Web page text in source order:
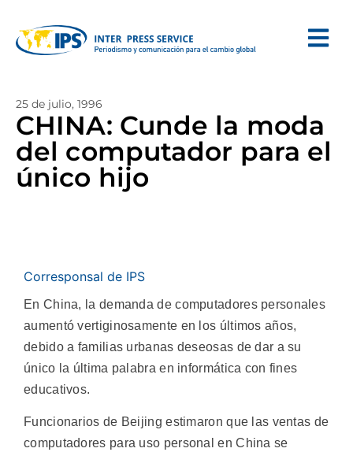
25 de julio, 1996
CHINA: Cunde la moda
del computador para el
único hijo
Corresponsal de IPS
En China, la demanda de computadores personales
aumentó vertiginosamente en los últimos años,
debido a familias urbanas deseosas de dar a su
único la última palabra en informática con fines
educativos.
Funcionarios de Beijing estimaron que las ventas de
computadores para uso personal en China se